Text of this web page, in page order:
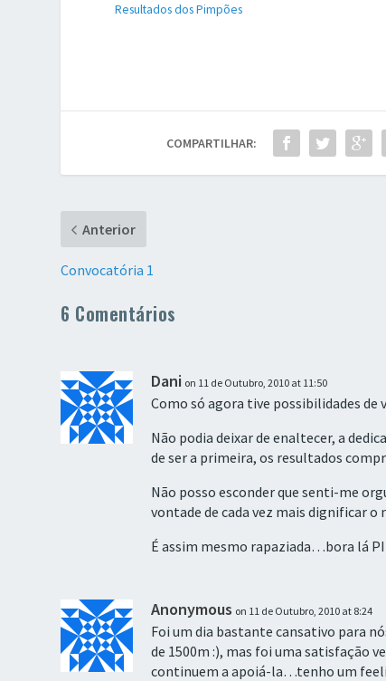
Resultados dos Pimpões
COMPARTILHAR:
Anterior
Convocatória 1
6 Comentários
Dani on 11 de Outubro, 2010 at 11:50
Como só agora tive possibilidades
Não podia deixar de enaltecer, a
de ser a primeira, os resultados
Não posso esconder que senti-me
vontade de cada vez mais dignificar
É assim mesmo rapaziada…bora lá
Anonymous on 11 de Outubro, 2010 at 8:24
Foi um dia bastante cansativo para
de 1500m :), mas foi uma satisfação
continuem a apoiá-la…tenho um